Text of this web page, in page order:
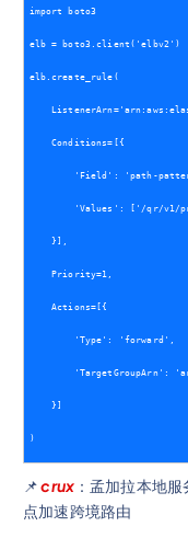
import boto3
elb = boto3.client('elbv2')
elb.create_rule(
    Conditions=[{
'Field': 'path-
'Values': ['/qr/v1/
    }],
    Priority=1,
    Actions=[{
        'Type': 'forward',
'TargetGroupArn':
    }]
)
📌crux：孟加拉本地服
点加速跨境路由